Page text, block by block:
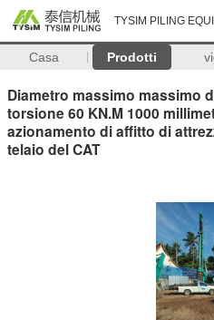
TYSIM PILING
Casa Prodotti
Diametro massimo massimo
torsione 60 KN.M 1000
azionamento di affitto di
telaio del CAT